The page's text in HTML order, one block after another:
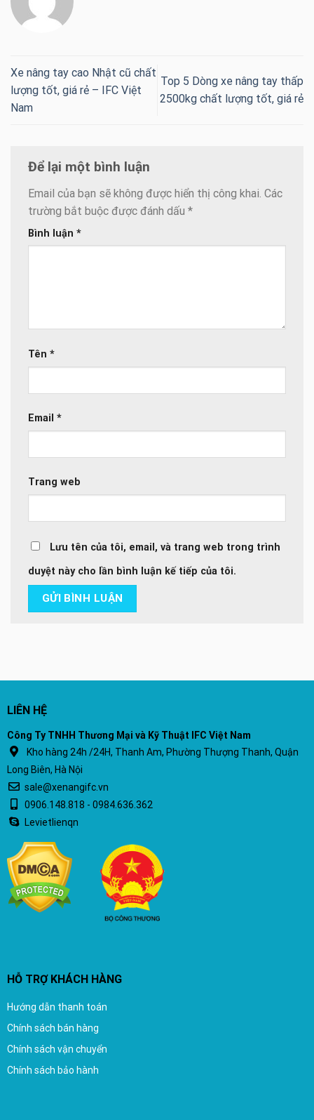
Xe nâng tay cao Nhật cũ chất
lượng tốt, giá rẻ – IFC Việt
Nam
Top 5 Dòng xe nâng tay thấp
2500kg chất lượng tốt, giá rẻ
Để lại một bình luận
Email của bạn sẽ không được hiển thị công khai. Các
trường bắt buộc được đánh dấu *
Bình luận *
Tên *
Email *
Trang web
Lưu tên của tôi, email, và trang web trong trình
duyệt này cho lần bình luận kế tiếp của tôi.
LIÊN HỆ
Công Ty TNHH Thương Mại và Kỹ Thuật IFC Việt Nam
Kho hàng 24h /24H, Thanh Am, Phường Thượng Thanh, Quận
Long Biên, Hà Nội
sale@xenangifc.vn
0906.148.818 - 0984.636.362
Levietlienqn
HỖ TRỢ KHÁCH HÀNG
Hướng dẫn thanh toán
Chính sách bán hàng
Chính sách vận chuyển
Chính sách bảo hành